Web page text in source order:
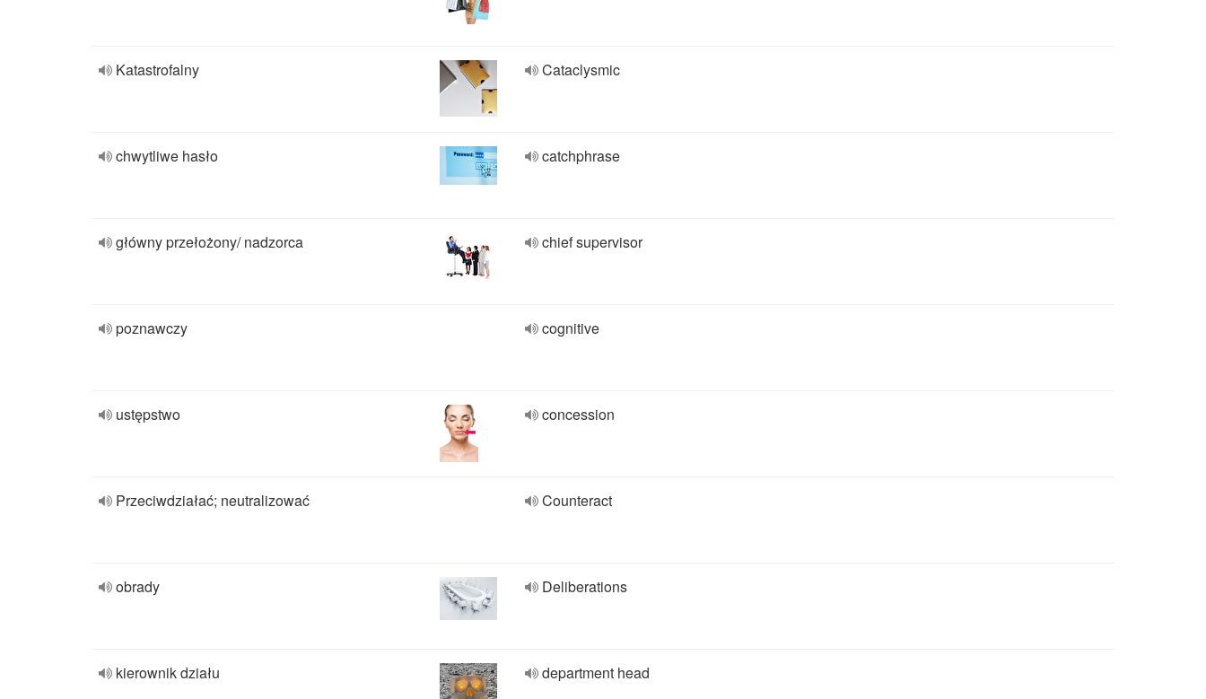
Katastrofalny Cataclysmic
chwytliwe hasło catchphrase
główny przełożony/ nadzorca chief supervisor
poznawczy cognitive
ustępstwo concession
Przeciwdziałać; neutralizować Counteract
obrady Deliberations
kierownik działu department head